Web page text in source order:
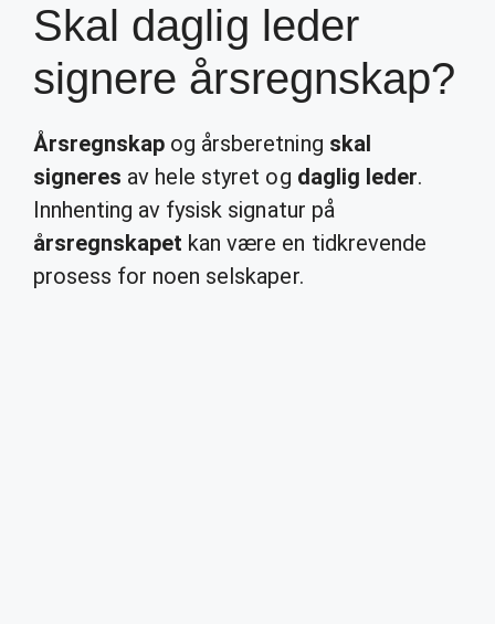
Skal daglig leder
signere årsregnskap?
Årsregnskap og årsberetning skal
signeres av hele styret og daglig leder.
Innhenting av fysisk signatur på
årsregnskapet kan være en tidkrevende
prosess for noen selskaper.